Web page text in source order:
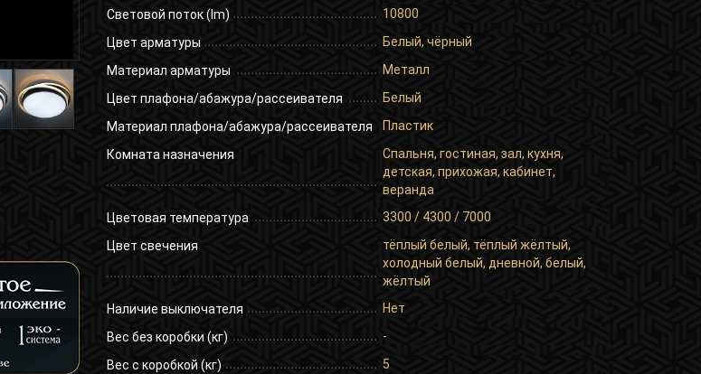
Световой поток (lm) 10800
Цвет арматуры Белый, чёрный
Материал арматуры Металл
Цвет плафона/абажура/рассеивателя Белый
Материал плафона/абажура/рассеивателя Пластик
Комната назначения
Спальня, гостиная, зал, кухня,
детская, прихожая, кабинет,
веранда
Цветовая температура
3300 / 4300 / 7000
Цвет свечения
тёплый белый, тёплый жёлтый,
холодный белый, дневной, белый,
жёлтый
Наличие выключателя
Нет
Вес без коробки (кг) -
Вес с коробкой (кг) 5